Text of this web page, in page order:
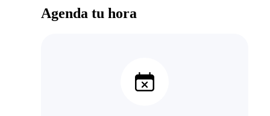
Agenda tu hora